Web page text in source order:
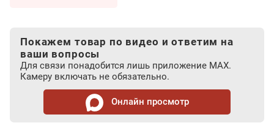
Покажем товар по видео и ответим на
ваши вопросы
Для связи понадобится лишь приложение MAX.
Камеру включать не обязательно.
Онлайн просмотр